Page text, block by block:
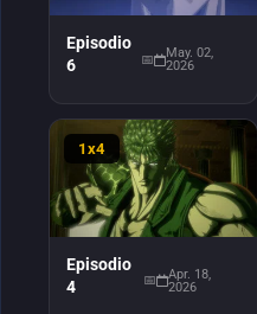
Episodio
6
May. 02,
2026
1x4
Episodio
4
Apr. 18,
2026